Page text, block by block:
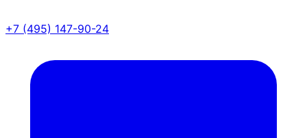
+7 (495) 147-90-24